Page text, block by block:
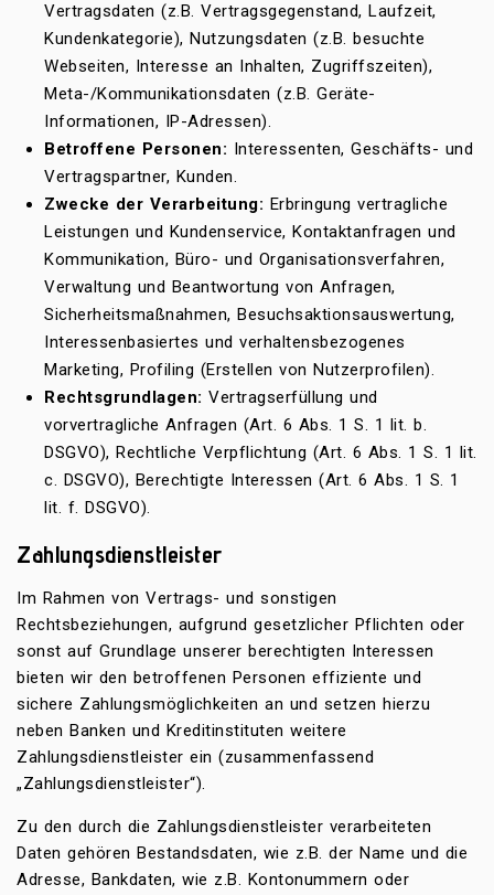
Vertragsdaten (z.B. Vertragsgegenstand, Laufzeit,
Kundenkategorie), Nutzungsdaten (z.B. besuchte
Webseiten, Interesse an Inhalten, Zugriffszeiten),
Meta-/Kommunikationsdaten (z.B. Geräte-
Informationen, IP-Adressen).
Betroffene Personen: Interessenten, Geschäfts- und
Vertragspartner, Kunden.
Zwecke der Verarbeitung: Erbringung vertragliche
Leistungen und Kundenservice, Kontaktanfragen und
Kommunikation, Büro- und Organisationsverfahren,
Verwaltung und Beantwortung von Anfragen,
Sicherheitsmaßnahmen, Besuchsaktionsauswertung,
Interessenbasiertes und verhaltensbezogenes
Marketing, Profiling (Erstellen von Nutzerprofilen).
Rechtsgrundlagen: Vertragserfüllung und
vorvertragliche Anfragen (Art. 6 Abs. 1 S. 1 lit. b.
DSGVO), Rechtliche Verpflichtung (Art. 6 Abs. 1 S. 1 lit.
c. DSGVO), Berechtigte Interessen (Art. 6 Abs. 1 S. 1
lit. f. DSGVO).
Zahlungsdienstleister
Im Rahmen von Vertrags- und sonstigen
Rechtsbeziehungen, aufgrund gesetzlicher Pflichten oder
sonst auf Grundlage unserer berechtigten Interessen
bieten wir den betroffenen Personen effiziente und
sichere Zahlungsmöglichkeiten an und setzen hierzu
neben Banken und Kreditinstituten weitere
Zahlungsdienstleister ein (zusammenfassend
„Zahlungsdienstleister“).
Zu den durch die Zahlungsdienstleister verarbeiteten
Daten gehören Bestandsdaten, wie z.B. der Name und die
Adresse, Bankdaten, wie z.B. Kontonummern oder